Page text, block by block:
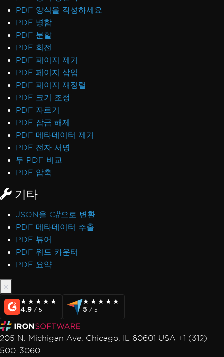
PDF 양식을 작성하세요
PDF 병합
PDF 분할
PDF 회전
PDF 페이지 제거
PDF 페이지 삽입
PDF 페이지 재정렬
PDF 크기 조정
PDF 자르기
PDF 잠금 해제
PDF 메타데이터 제거
PDF 전자 서명
두 PDF 비교
PDF 압축
기타
JSON을 C#으로 변환
PDF 메타데이터 추출
PDF 뷰어
PDF 워드 카운터
PDF 요약
★★★★★
★★★★★
4.9 / 5
★★★★★
★★★★★
5 / 5
205 N. Michigan Ave. Chicago, IL 60601 USA +1 (312)
500-3060